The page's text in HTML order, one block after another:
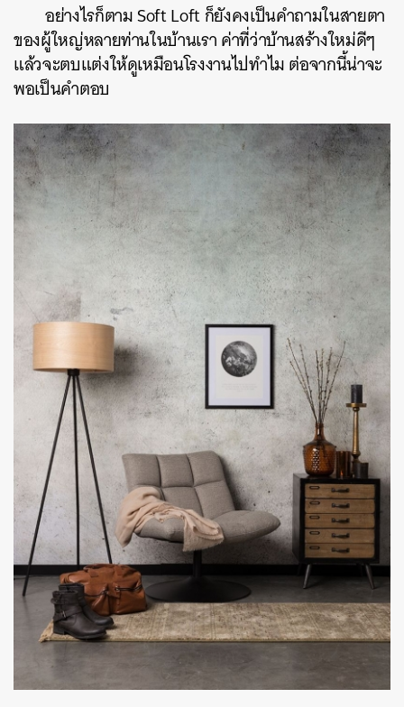
อย่างไรก็ตาม Soft Loft ก็ยังคงเป็นคำถามในสายตา
ของผู้ใหญ่หลายท่านในบ้านเรา ค่าที่ว่าบ้านสร้างใหม่ดีๆ
แล้วจะตบแต่งให้ดูเหมือนโรงงานไปทำไม ต่อจากนี้น่าจะ
พอเป็นคำตอบ
SHARE TWEET LINE EMAIL